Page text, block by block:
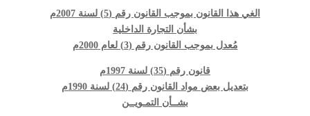
الغي هذا القانون بموجب القانون رقم (5) لسنة 2007م
بشأن التجارة الداخلية
مُعدل بموجب القانون رقم (3) لعام 2000م
قانون رقم (35) لسنة 1997م
بتعديل بعض مواد القانون رقم (24) لسنة 1990م
بشــأن التمـويــن